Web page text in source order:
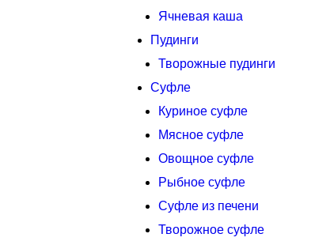
Ячневая каша
Пудинги
Творожные пудинги
Суфле
Куриное суфле
Мясное суфле
Овощное суфле
Рыбное суфле
Суфле из печени
Творожное суфле